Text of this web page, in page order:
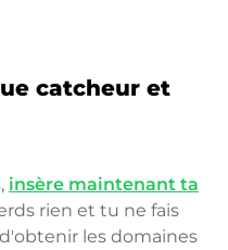
catcheur et
insère maintenant ta
rien et tu ne fais
les domaines